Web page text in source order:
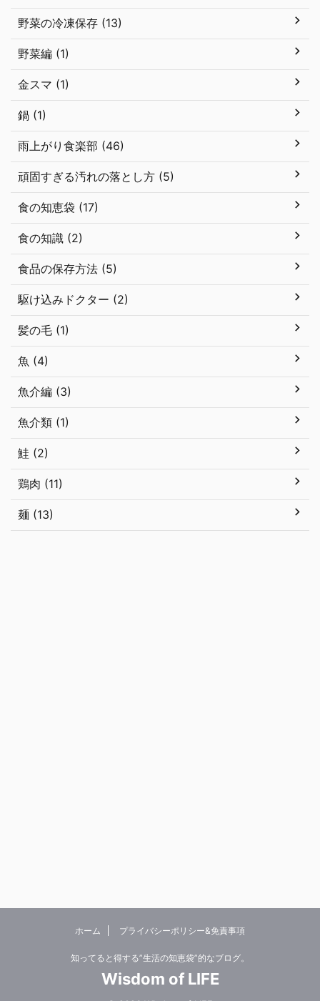
野菜の冷凍保存 (13)
野菜編 (1)
金スマ (1)
鍋 (1)
雨上がり食楽部 (46)
頑固すぎる汚れの落とし方 (5)
食の知恵袋 (17)
食の知識 (2)
食品の保存方法 (5)
駆け込みドクター (2)
髪の毛 (1)
魚 (4)
魚介編 (3)
魚介類 (1)
鮭 (2)
鶏肉 (11)
麺 (13)
ホーム プライバシーポリシー&免責事項
知ってると得する”生活の知恵袋”的なブログ。
Wisdom of LIFE